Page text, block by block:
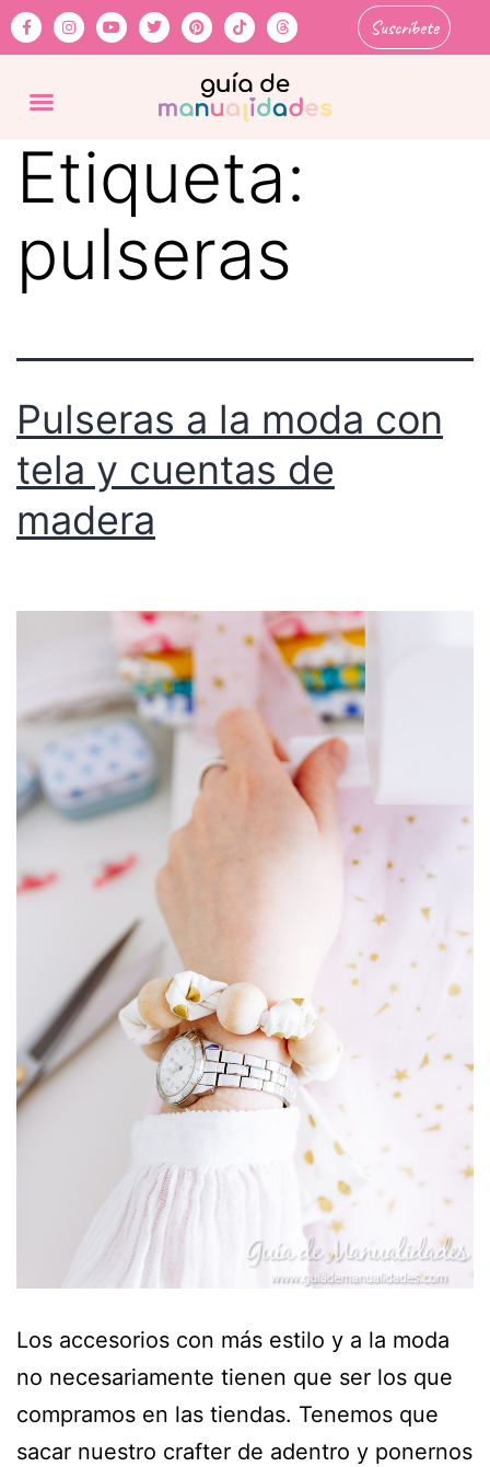
Suscríbete
Etiqueta:
pulseras
Pulseras a la moda con
tela y cuentas de
madera
Los accesorios con más estilo y a la moda
no necesariamente tienen que ser los que
compramos en las tiendas. Tenemos que
sacar nuestro crafter de adentro y ponernos